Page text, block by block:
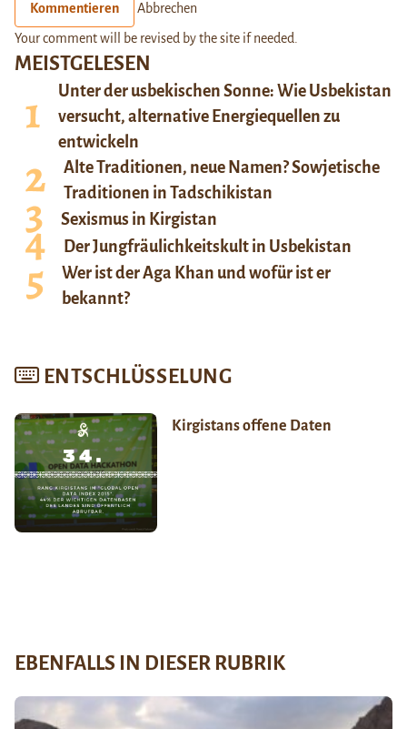
MEISTGELESEN
Unter der usbekischen Sonne: Wie Usbekistan
versucht, alternative Energiequellen zu
entwickeln
Alte Traditionen, neue Namen? Sowjetische
Traditionen in Tadschikistan
Sexismus in Kirgistan
Der Jungfräulichkeitskult in Usbekistan
Wer ist der Aga Khan und wofür ist er
bekannt?
ENTSCHLÜSSELUNG
Kirgistans offene Daten
Kommentieren Abbrechen
Your comment will be revised by the site if needed.
EBENFALLS IN DIESER RUBRIK